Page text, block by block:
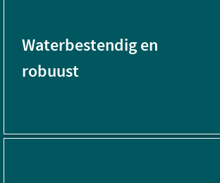
Waterbestendig en
robuust